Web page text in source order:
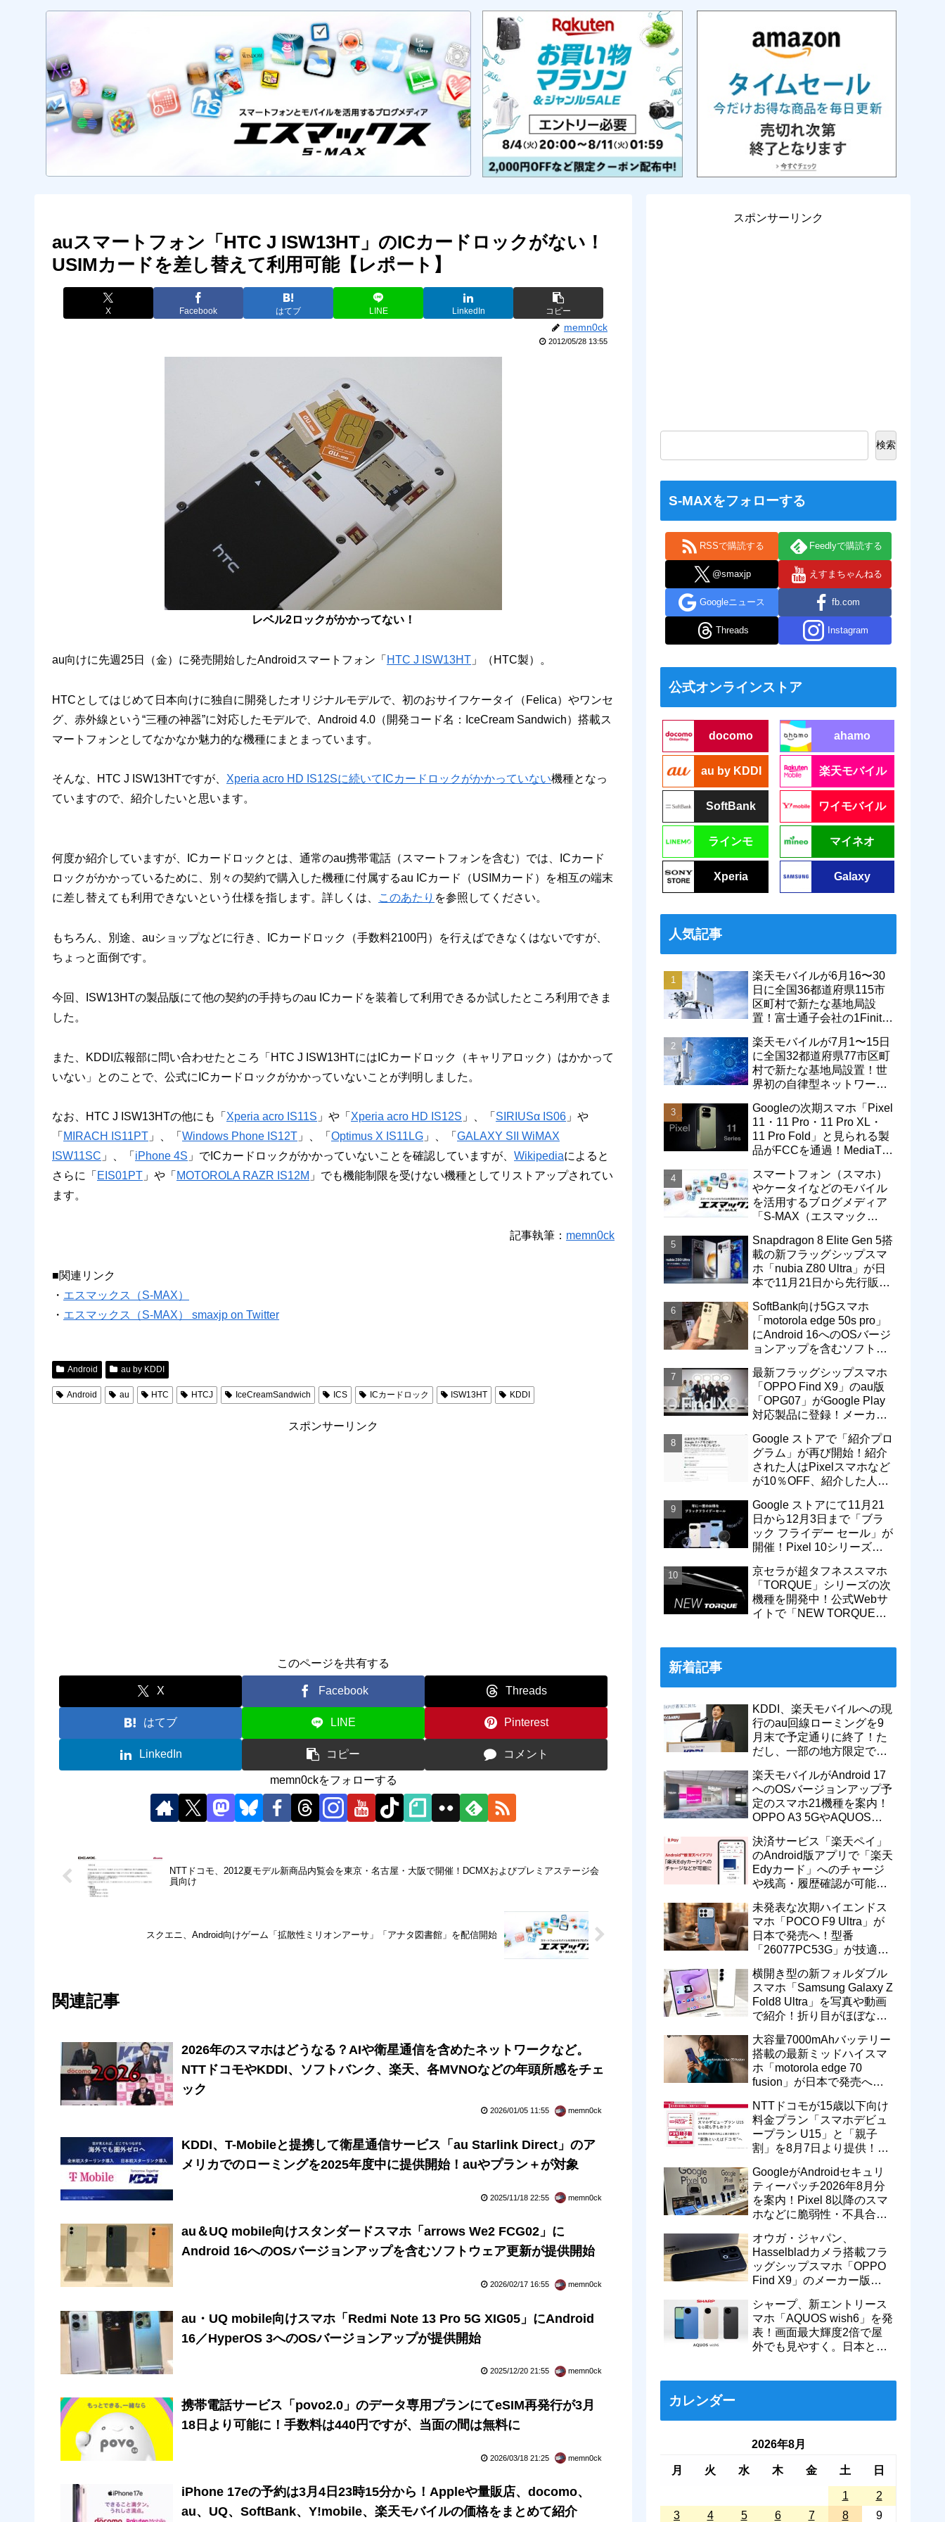
auスマートフォン「HTC J ISW13HT」のICカードロックがない！
USIMカードを差し替えて利用可能【レポート】
X Facebook はてブ LINE LinkedIn コピー
memn0ck
2012/05/28 13:55
レベル2ロックがかかってない！
au向けに先週25日（金）に発売開始したAndroidスマートフォン「 HTC J ISW13HT 」（HTC製）。
HTCとしてはじめて日本向けに独自に開発したオリジナルモデルで、初のおサイフケータイ（Felica）やワンセ
グ、赤外線という“三種の神器”に対応したモデルで、Android 4.0（開発コード名：IceCream Sandwich）搭載ス
マートフォンとしてなかなか魅力的な機種にまとまっています。
そんな、HTC J ISW13HTですが、 Xperia acro HD IS12Sに続いてICカードロックがかかっていない機種となっ
ていますので、紹介したいと思います。
何度か紹介していますが、ICカードロックとは、通常のau携帯電話（スマートフォンを含む）では、ICカード
ロックがかかっているために、別々の契約で購入した機種に付属するau ICカード（USIMカード）を相互の端末
に差し替えても利用できないという仕様を指します。詳しくは、
このあたり を参照してください。
もちろん、別途、auショップなどに行き、ICカードロック（手数料2100円）を行えばできなくはないですが、
ちょっと面倒です。
今回、ISW13HTの製品版にて他の契約の手持ちのau ICカードを装着して利用できるか試したところ利用できま
した。
また、KDDI広報部に問い合わせたところ「HTC J ISW13HTにはICカードロック（キャリアロック）はかかって
いない」とのことで、公式にICカードロックがかかっていないことが判明しました。
なお、HTC J ISW13HTの他にも「 Xperia acro IS11S 」や「 Xperia acro HD IS12S 」、「 SIRIUSα IS06 」や
「 MIRACH IS11PT 」、「 Windows Phone IS12T 」、「 Optimus X IS11LG 」、「 GALAXY SII WiMAX
ISW11SC 」、「 iPhone 4S 」でICカードロックがかかっていないことを確認していますが、 Wikipediaによると
さらに「 EIS01PT 」や「 MOTOROLA RAZR IS12M 」でも機能制限を受けない機種としてリストアップされてい
ます。
記事執筆： memn0ck
■関連リンク
・ エスマックス（S-MAX）
・ エスマックス（S-MAX） smaxjp on Twitter
Android au by KDDI
Android au HTC HTCJ IceCreamSandwich ICS ICカードロック ISW13HT KDDI
スポンサーリンク
このページを共有する
X Facebook Threads
はてブ LINE Pinterest
LinkedIn コピー コメント
memn0ckをフォローする
NTTドコモ、2012夏モデル新商品内覧会を東京・名古屋・大阪で開催！DCMXおよびプレミアステージ会
員向け
スクエニ、Android向けゲーム「拡散性ミリオンアーサ」「アナタ図書館」を配信開始
関連記事
2026年のスマホはどうなる？AIや衛星通信を含めたネットワークなど。
NTTドコモやKDDI、ソフトバンク、楽天、各MVNOなどの年頭所感をチェ
ック
2026/01/05 11:55 memn0ck
KDDI、T-Mobileと提携して衛星通信サービス「au Starlink Direct」のア
メリカでのローミングを2025年度中に提供開始！auやプラン＋が対象
2025/11/18 22:55 memn0ck
au＆UQ mobile向けスタンダードスマホ「arrows We2 FCG02」に
Android 16へのOSバージョンアップを含むソフトウェア更新が提供開始
2026/02/17 16:55 memn0ck
au・UQ mobile向けスマホ「Redmi Note 13 Pro 5G XIG05」にAndroid
16／HyperOS 3へのOSバージョンアップが提供開始
2025/12/20 21:55 memn0ck
携帯電話サービス「povo2.0」のデータ専用プランにてeSIM再発行が3月
18日より可能に！手数料は440円ですが、当面の間は無料に
2026/03/18 21:25 memn0ck
iPhone 17eの予約は3月4日23時15分から！Appleや量販店、docomo、
au、UQ、SoftBank、Y!mobile、楽天モバイルの価格をまとめて紹介
スポンサーリンク
検索
S-MAXをフォローする
RSSで購読する Feedlyで購読する
@smaxjp えすまちゃんねる
Googleニュース fb.com
Threads Instagram
公式オンラインストア
docomo ahamo
au by KDDI 楽天モバイル
SoftBank ワイモバイル
ラインモ マイネオ
Xperia Galaxy
人気記事
楽天モバイルが6月16〜30
日に全国36都道府県115市
区町村で新たな基地局設
置！富士通子会社の1Finity
エリアが拡大
楽天モバイルが7月1〜15日
に全国32都道府県77市区町
村で新たな基地局設置！世
界初の自律型ネットワーク
通信品質も改善
Googleの次期スマホ「Pixel
11・11 Pro・11 Pro XL・
11 Pro Fold」と見られる製
品がFCCを通過！MediaTek
スマートフォン（スマホ）
やケータイなどのモバイル
を活用するブログメディア
「S-MAX（エスマック
Snapdragon 8 Elite Gen 5搭
載の新フラッグシップスマ
ホ「nubia Z80 Ultra」が日
本で11月21日から先行販
SoftBank向け5Gスマホ
「motorola edge 50s pro」
にAndroid 16へのOSバージ
ョンアップを含むソフトウ
最新フラッグシップスマホ
「OPPO Find X9」のau版
「OPG07」がGoogle Play
対応製品に登録！メーカー
売へ
Google ストアで「紹介プロ
グラム」が再び開始！紹介
された人はPixelスマホなど
が10％OFF、紹介した人は
ト付与
Google ストアにて11月21
日から12月3日まで「ブラ
ック フライデー セール」が
開催！Pixel 10シリーズや
に
京セラが超タフネススマホ
「TORQUE」シリーズの次
機種を開発中！公式Webサ
イトで「NEW TORQUE」
新着記事
KDDI、楽天モバイルへの現
行のau回線ローミングを9
月末で予定通りに終了！た
だし、一部の地方限定で一
持に協力へ
楽天モバイルがAndroid 17
へのOSバージョンアップ予
定のスマホ21機種を案内！
OPPO A3 5GやAQUOS
対象
決済サービス「楽天ペイ」
のAndroid版アプリで「楽天
Edyカード」へのチャージ
や残高・履歴確認が可能
交換なども
未発表な次期ハイエンドス
マホ「POCO F9 Ultra」が
日本で発売へ！型番
「26077PC53G」が技適通
テリー搭載に
横開き型の新フォルダブル
スマホ「Samsung Galaxy Z
Fold8 Ultra」を写真や動画
で紹介！折り目がほぼない
ト】
大容量7000mAhバッテリー
搭載の最新ミッドハイスマ
ホ「motorola edge 70
fusion」が日本で発売へ！
過
NTTドコモが15歳以下向け
料金プラン「スマホデビュ
ープラン U15」と「親子
割」を8月7日より提供！親
550円割引に
GoogleがAndroidセキュリ
ティーパッチ2026年8月分
を案内！Pixel 8以降のスマ
ホなどに脆弱性・不具合の
新が提供開始
オウガ・ジャパン、
Hasselbladカメラ搭載フラ
ッグシップスマホ「OPPO
Find X9」のメーカー版
げ！15万9800円に
シャープ、新エントリース
マホ「AQUOS wish6」を発
表！画面最大輝度2倍で屋
外でも見やすく。日本と台
カレンダー
2026年8月
月 火 水 木 金 土 日
1
2
3
4 5 6 7 8 9